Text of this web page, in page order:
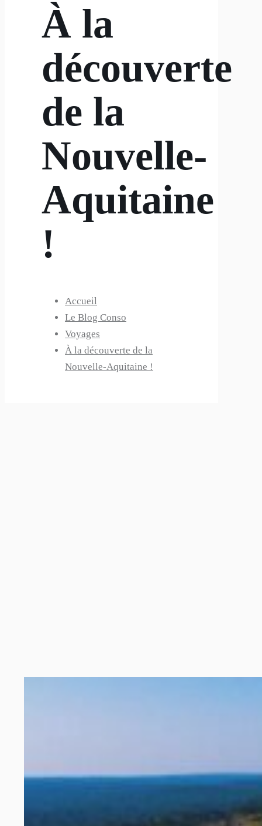
À la
découverte
de la
Nouvelle-
Aquitaine
!
Accueil
Le Blog Conso
Voyages
À la découverte de la
Nouvelle-Aquitaine !